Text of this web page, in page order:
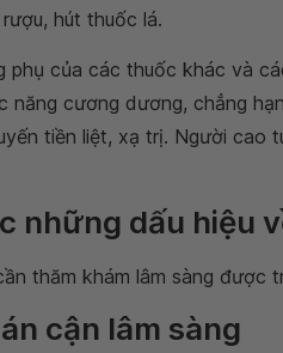
hút thuốc lá.
phụ của các thuốc khác và
năng cương dương, chẳng
tiền liệt, xạ trị. Người cao
những dấu hiệu
thăm khám lâm sàng được
cận lâm sàng